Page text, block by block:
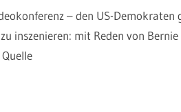
– den US-
inszenieren: mit Reden von